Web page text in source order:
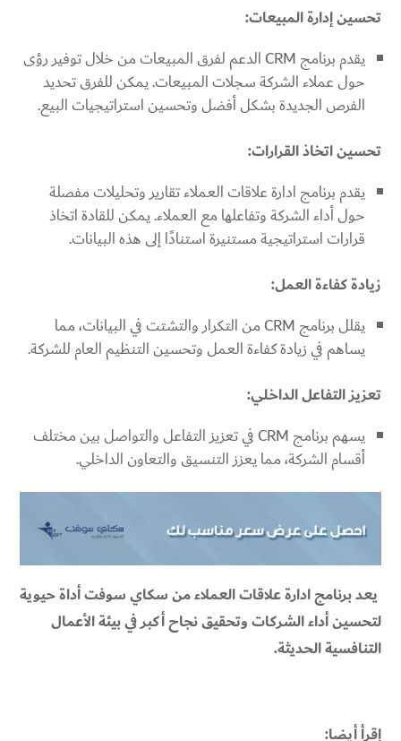
تحسين إدارة المبيعات:
يقدم برنامج CRM الدعم لفرق المبيعات من خلال توفير رؤى
حول عملاء الشركة سجلات المبيعات. يمكن للفرق تحديد
الفرص الجديدة بشكل أفضل وتحسين استراتيجيات البيع.
تحسين اتخاذ القرارات:
يقدم برنامج ادارة علاقات العملاء تقارير وتحليلات مفصلة
حول أداء الشركة وتفاعلها مع العملاء. يمكن للقادة اتخاذ
قرارات استراتيجية مستنيرة استنادًا إلى هذه البيانات.
زيادة كفاءة العمل:
يقلل برنامج CRM من التكرار والتشتت في البيانات، مما
يساهم في زيادة كفاءة العمل وتحسين التنظيم العام للشركة.
تعزيز التفاعل الداخلي:
يسهم برنامج CRM في تعزيز التفاعل والتواصل بين مختلف
أقسام الشركة، مما يعزز التنسيق والتعاون الداخلي.
يعد برنامج ادارة علاقات العملاء من سكاي سوفت أداة حيوية
لتحسين أداء الشركات وتحقيق نجاح أكبر في بيئة الأعمال
التنافسية الحديثة.
إقرأ أيضا: